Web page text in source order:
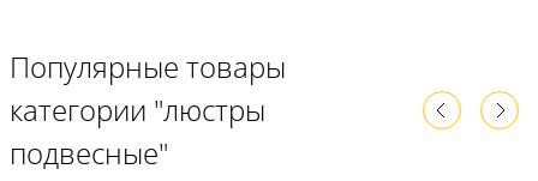
Популярные товары
категории "люстры
подвесные"